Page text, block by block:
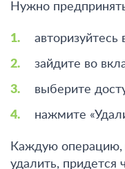
Нужно
зайдите во
выберите
нажмите
Каждую операцию,
удалить, придется